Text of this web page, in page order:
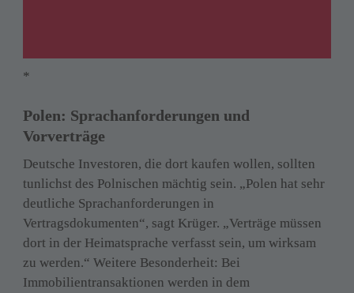
*
Polen: Sprachanforderungen und
Vorverträge
Deutsche Investoren, die dort kaufen wollen, sollten
tunlichst des Polnischen mächtig sein. „Polen hat sehr
deutliche Sprachanforderungen in
Vertragsdokumenten“, sagt Krüger. „Verträge müssen
dort in der Heimatsprache verfasst sein, um wirksam
zu werden.“ Weitere Besonderheit: Bei
Immobilientransaktionen werden in dem